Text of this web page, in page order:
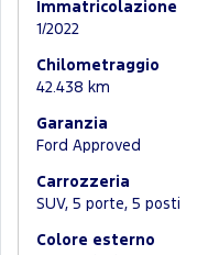
Immatricolazione
1/2022
Chilometraggio
42.438 km
Garanzia
Ford Approved
Carrozzeria
SUV, 5 porte, 5 posti
Colore esterno